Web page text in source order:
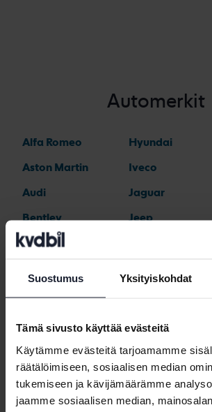
Suostumus Yksityiskohdat
Tämä sivusto käyttää evästeitä
Käytämme evästeitä tarjoamamme
räätälöimiseen, sosiaalisen median
tukemiseen ja kävijämäärämme
jaamme sosiaalisen median,
Automerkit
Alfa Romeo
Aston Martin
Audi
Bentley
BMW
Chrysler
Citroen
Hyundai
Iveco
Jaguar
Jeep
Maserati
Mazda
Mercedes